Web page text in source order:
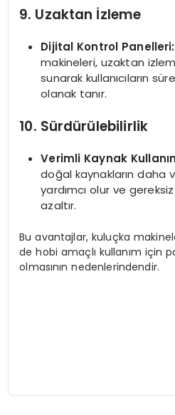
9. Uzaktan İzleme
Dijital Kontrol Panelleri:
makineleri, uzaktan
sunarak kullanıcıların
olanak tanır.
10. Sürdürülebilirlik
Verimli Kaynak
doğal kaynakların daha
yardımcı olur ve
azaltır.
Bu avantajlar, kuluçka
de hobi amaçlı kullanım için
olmasının nedenlerindendir.